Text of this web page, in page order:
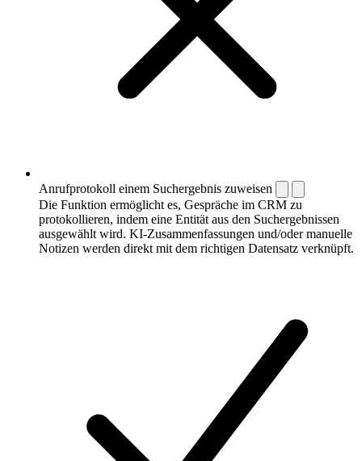
Anrufprotokoll einem Suchergebnis zuweisen
Die Funktion ermöglicht es, Gespräche im CRM zu
protokollieren, indem eine Entität aus den Suchergebnissen
ausgewählt wird. KI-Zusammenfassungen und/oder manuelle
Notizen werden direkt mit dem richtigen Datensatz verknüpft.